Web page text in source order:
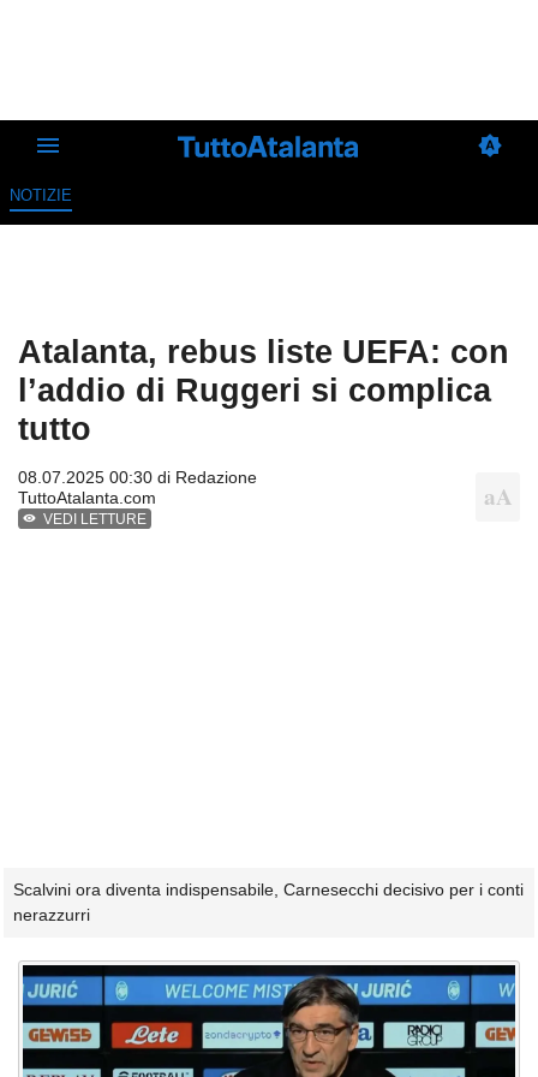
NOTIZIE
Atalanta, rebus liste UEFA: con
l’addio di Ruggeri si complica
tutto
08.07.2025 00:30 di Redazione
TuttoAtalanta.com
VEDI LETTURE
Scalvini ora diventa indispensabile, Carnesecchi decisivo per i conti
nerazzurri